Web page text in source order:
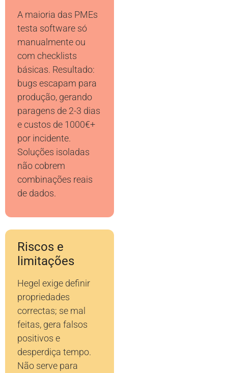
A maioria das PMEs
testa software só
manualmente ou
com checklists
básicas. Resultado:
bugs escapam para
produção, gerando
paragens de 2-3 dias
e custos de 1000€+
por incidente.
Soluções isoladas
não cobrem
combinações reais
de dados.
Riscos e
limitações
Hegel exige definir
propriedades
correctas; se mal
feitas, gera falsos
positivos e
desperdiça tempo.
Não serve para